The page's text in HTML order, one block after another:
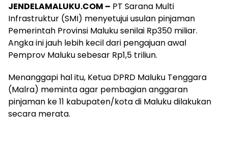
JENDELAMALUKU.COM – PT Sarana Multi
Infrastruktur (SMI) menyetujui usulan pinjaman
Pemerintah Provinsi Maluku senilai Rp350 miliar.
Angka ini jauh lebih kecil dari pengajuan awal
Pemprov Maluku sebesar Rp1,5 triliun.
Menanggapi hal itu, Ketua DPRD Maluku Tenggara
(Malra) meminta agar pembagian anggaran
pinjaman ke 11 kabupaten/kota di Maluku dilakukan
secara merata.